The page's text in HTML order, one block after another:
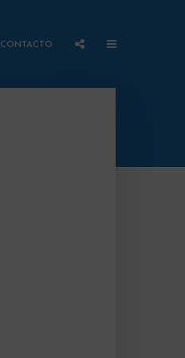
CONTACTO